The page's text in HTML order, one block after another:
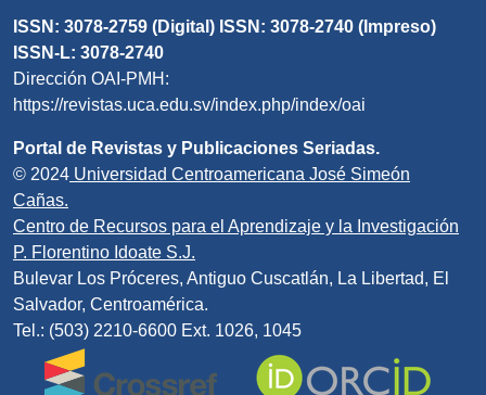
ISSN: 3078-2759 (Digital) ISSN: 3078-2740 (Impreso)
ISSN-L: 3078-2740
Dirección OAI-PMH:
https://revistas.uca.edu.sv/index.php/index/oai
Portal de Revistas y Publicaciones Seriadas.
© 2024 Universidad Centroamericana José Simeón
Cañas.
Centro de Recursos para el Aprendizaje y la Investigación
P. Florentino Idoate S.J.
Bulevar Los Próceres, Antiguo Cuscatlán, La Libertad, El
Salvador, Centroamérica.
Tel.: (503) 2210-6600 Ext. 1026, 1045